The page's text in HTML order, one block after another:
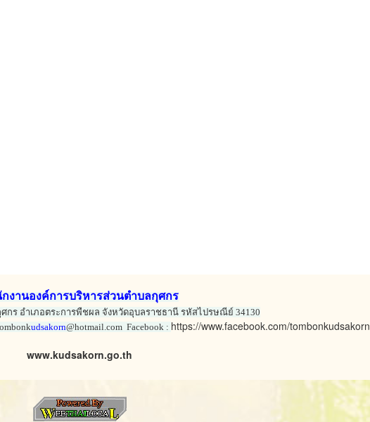
งานองค์การบริหารส่วนตำบลกุศกร
กร อำเภอตระการพืชผล จังหวัดอุบลราชธานี รหัสไปรษณีย์ 34130
udsakorn@hotmail.com Facebook : https://www.facebook.com/tombonkudsakorn
www.kudsakorn.go.th